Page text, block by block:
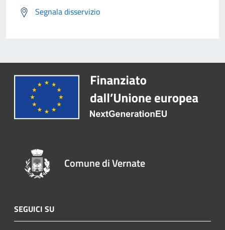
Segnala disservizio
Comune di Vernate
SEGUICI SU